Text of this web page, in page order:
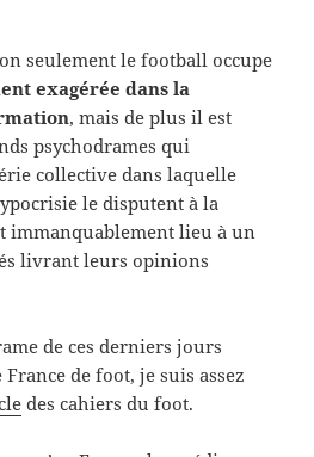
seulement le football occupe
exagérée dans la
, mais de plus il est
psychodrames qui
collective dans laquelle
le disputent à la
immanquablement lieu à un
livrant leurs opinions
de ces derniers jours
de foot, je suis assez
des cahiers du foot.